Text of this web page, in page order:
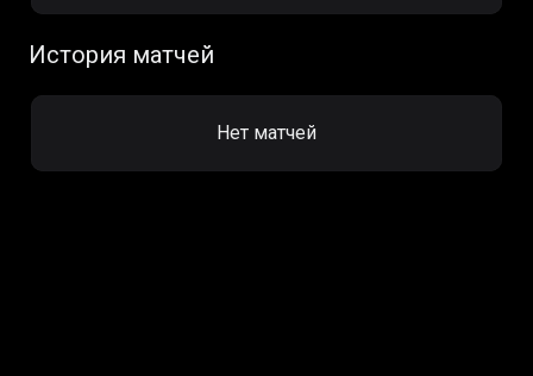
История матчей
Нет матчей